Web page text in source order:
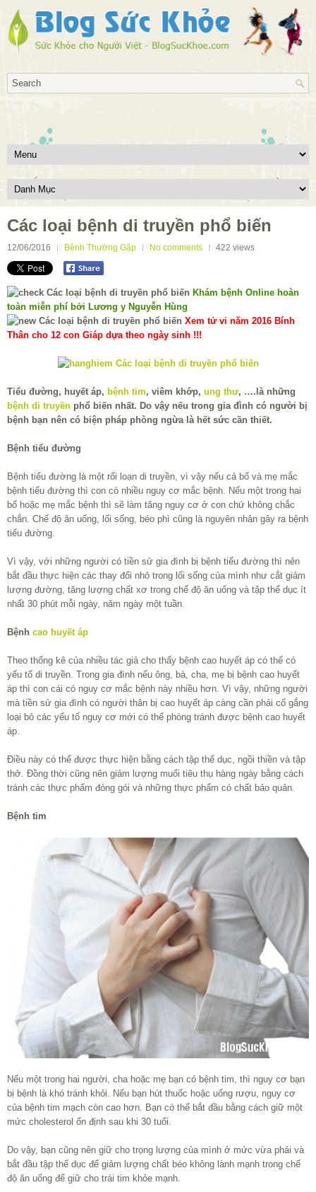
Các loại bệnh di truyền phổ biến
12/06/2016 Bệnh Thường Gặp No comments 422 views
Khám bệnh Online hoàn
toàn miễn phí bởi Lương y Nguyễn Hùng
Xem tử vi năm 2016 Bính
Thân cho 12 con Giáp dựa theo ngày sinh !!!
Tiểu đường, huyết áp, bệnh tim, viêm khớp, ung thư, ….là những
bệnh di truyền phổ biến nhất. Do vậy nếu trong gia đình có người bị
bệnh bạn nên có biện pháp phòng ngừa là hết sức cần thiết.
Bệnh tiểu đường
Bệnh tiểu đường là một rối loạn di truyền, vì vậy nếu cả bố và mẹ mắc
bệnh tiểu đường thì con có nhiều nguy cơ mắc bệnh. Nếu một trong hai
bố hoặc mẹ mắc bệnh thì sẽ làm tăng nguy cơ ở con chứ không chắc
chắn. Chế độ ăn uống, lối sống, béo phì cũng là nguyên nhân gây ra bệnh
tiểu đường.
Vì vậy, với những người có tiền sử gia đình bị bệnh tiểu đường thì nên
bắt đầu thực hiện các thay đổi nhỏ trong lối sống của mình như cắt giảm
lượng đường, tăng lượng chất xơ trong chế độ ăn uống và tập thể dục ít
nhất 30 phút mỗi ngày, năm ngày một tuần.
Bệnh cao huyết áp
Theo thống kê của nhiều tác giả cho thấy bệnh cao huyết áp có thể có
yếu tố di truyền. Trong gia đình nếu ông, bà, cha, mẹ bị bệnh cao huyết
áp thì con cái có nguy cơ mắc bệnh này nhiều hơn. Vì vậy, những người
mà tiền sử gia đình có người thân bị cao huyết áp càng cần phải cố gắng
loại bỏ các yếu tố nguy cơ mới có thể phòng tránh được bệnh cao huyết
áp.
Điều này có thể được thực hiện bằng cách tập thể dục, ngồi thiền và tập
thở. Đồng thời cũng nên giảm lượng muối tiêu thụ hàng ngày bằng cách
tránh các thực phẩm đóng gói và những thực phẩm có chất bảo quản.
Bệnh tim
Nếu một trong hai người, cha hoặc mẹ bạn có bệnh tim, thì nguy cơ bạn
bị bệnh là khó tránh khỏi. Nếu bạn hút thuốc hoặc uống rượu, nguy cơ
của bệnh tim mạch còn cao hơn. Bạn có thể bắt đầu bằng cách giữ một
mức cholesterol ổn định sau khi 30 tuổi.
Do vậy, bạn cũng nên giữ cho trọng lượng của mình ở mức vừa phải và
bắt đầu tập thể dục để giảm lượng chất béo không lành mạnh trong chế
độ ăn uống để giữ cho trái tim khỏe mạnh.